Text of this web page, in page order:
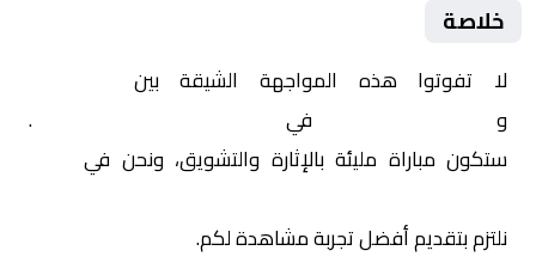
خلاصة
لا تفوتوا هذه المواجهة الشيقة بين
ونوتنجهام فورست في
.
ستكون مباراة مليئة بالإثارة والتشويق، ونحن في
نلتزم بتقديم أفضل تجربة مشاهدة لكم.